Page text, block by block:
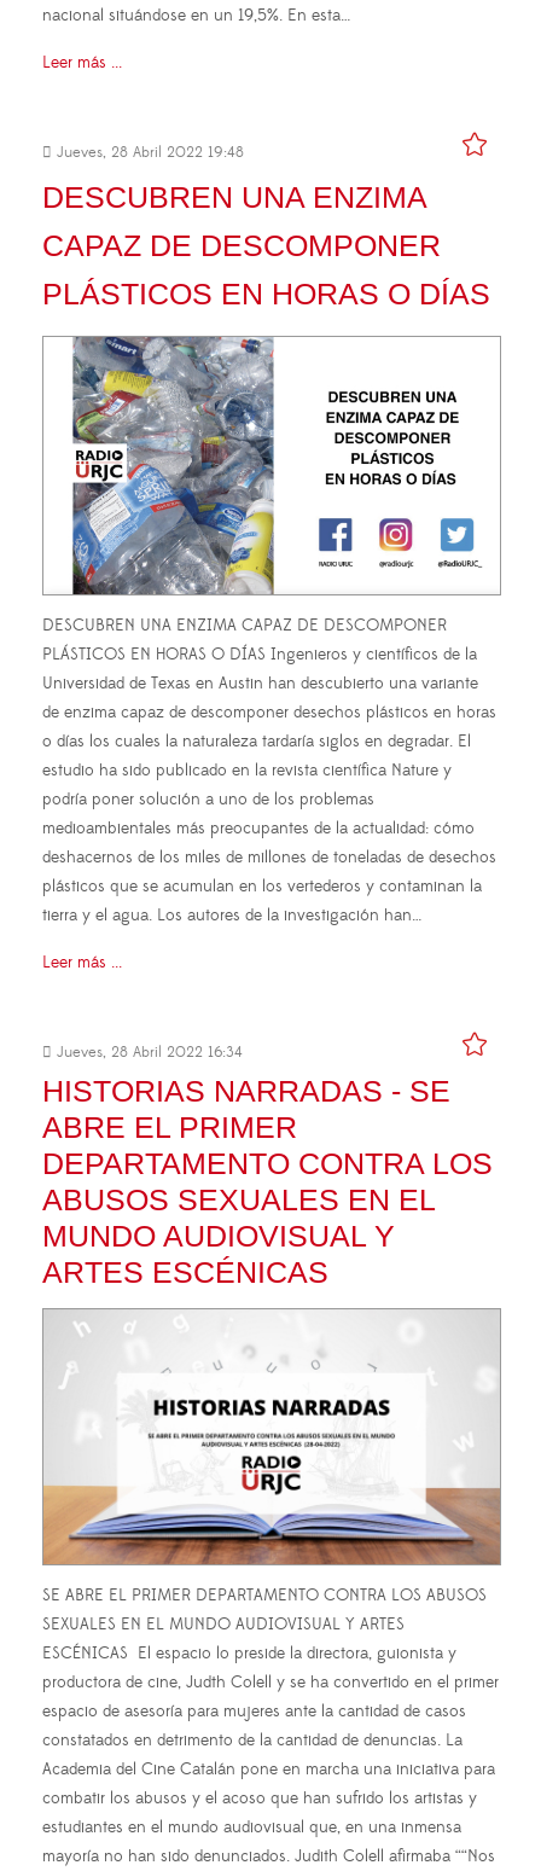
nacional situándose en un 19,5%. En esta…
Leer más ...
Jueves, 28 Abril 2022 19:48
DESCUBREN UNA ENZIMA
CAPAZ DE DESCOMPONER
PLÁSTICOS EN HORAS O DÍAS
DESCUBREN UNA ENZIMA CAPAZ DE DESCOMPONER
PLÁSTICOS EN HORAS O DÍAS Ingenieros y científicos de la
Universidad de Texas en Austin han descubierto una variante
de enzima capaz de descomponer desechos plásticos en horas
o días los cuales la naturaleza tardaría siglos en degradar. El
estudio ha sido publicado en la revista científica Nature y
podría poner solución a uno de los problemas
medioambientales más preocupantes de la actualidad: cómo
deshacernos de los miles de millones de toneladas de desechos
plásticos que se acumulan en los vertederos y contaminan la
tierra y el agua. Los autores de la investigación han…
Leer más ...
Jueves, 28 Abril 2022 16:34
HISTORIAS NARRADAS - SE
ABRE EL PRIMER
DEPARTAMENTO CONTRA LOS
ABUSOS SEXUALES EN EL
MUNDO AUDIOVISUAL Y
ARTES ESCÉNICAS
SE ABRE EL PRIMER DEPARTAMENTO CONTRA LOS ABUSOS
SEXUALES EN EL MUNDO AUDIOVISUAL Y ARTES
ESCÉNICAS El espacio lo preside la directora, guionista y
productora de cine, Judth Colell y se ha convertido en el primer
espacio de asesoría para mujeres ante la cantidad de casos
constatados en detrimento de la cantidad de denuncias. La
Academia del Cine Catalán pone en marcha una iniciativa para
combatir los abusos y el acoso que han sufrido los artistas y
estudiantes en el mundo audiovisual que, en una inmensa
mayoría no han sido denunciados. Judith Colell afirmaba ““Nos